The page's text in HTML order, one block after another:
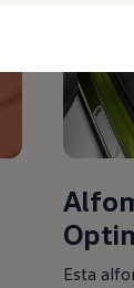
Esta